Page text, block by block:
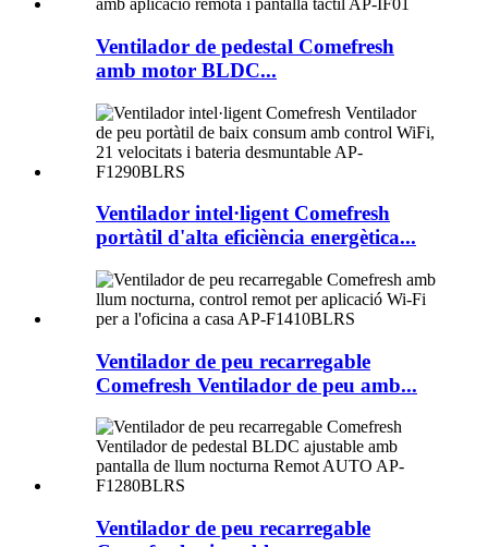
Ventilador de pedestal Comefresh
amb motor BLDC...
Ventilador intel·ligent Comefresh
portàtil d'alta eficiència energètica...
Ventilador de peu recarregable
Comefresh Ventilador de peu amb...
Ventilador de peu recarregable